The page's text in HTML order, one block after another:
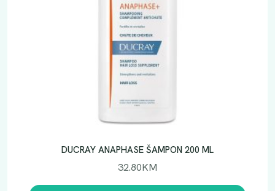
DUCRAY ANAPHASE ŠAMPON 200 ML
32.80KM